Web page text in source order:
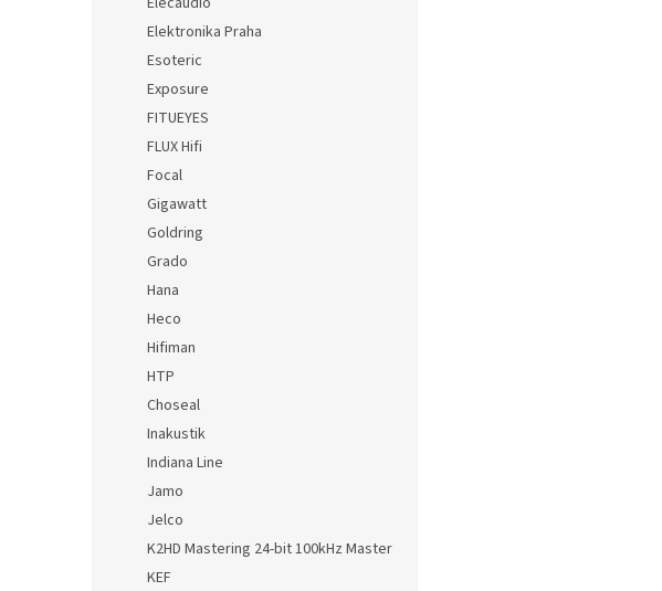
Elektronika Praha
Esoteric
Exposure
FITUEYES
FLUX Hifi
Focal
Gigawatt
Goldring
Grado
Hana
Heco
Hifiman
HTP
Choseal
Inakustik
Indiana Line
Jamo
Jelco
K2HD Mastering 24-bit 100kHz Master
KEF